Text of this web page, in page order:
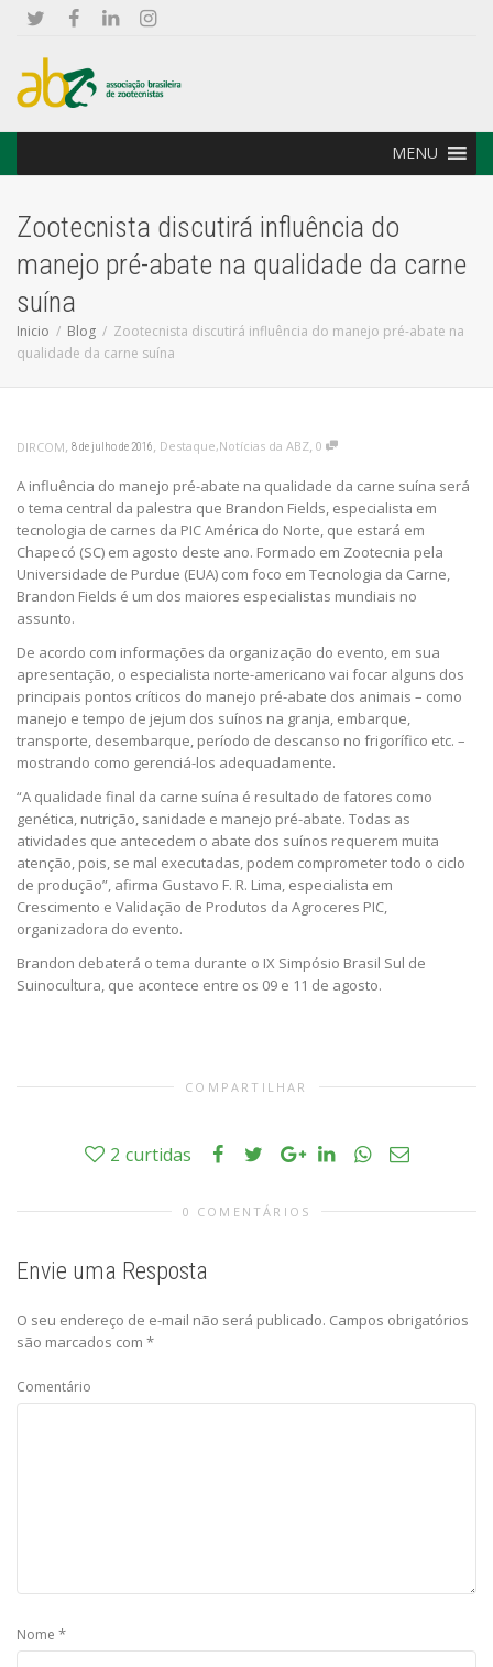
MENU
Zootecnista discutirá influência do
manejo pré-abate na qualidade da carne
suína
Inicio Blog
Zootecnista discutirá influência do manejo pré-abate na
qualidade da carne suína
DIRCOM, 8 de julho de 2016, Destaque,Notícias da ABZ, 0
A influência do manejo pré-abate na qualidade da carne suína será
o tema central da palestra que Brandon Fields, especialista em
tecnologia de carnes da PIC América do Norte, que estará em
Chapecó (SC) em agosto deste ano. Formado em Zootecnia pela
Universidade de Purdue (EUA) com foco em Tecnologia da Carne,
Brandon Fields é um dos maiores especialistas mundiais no
assunto.
De acordo com informações da organização do evento, em sua
apresentação, o especialista norte-americano vai focar alguns dos
principais pontos críticos do manejo pré-abate dos animais – como
manejo e tempo de jejum dos suínos na granja, embarque,
transporte, desembarque, período de descanso no frigorífico etc. –
mostrando como gerenciá-los adequadamente.
“A qualidade final da carne suína é resultado de fatores como
genética, nutrição, sanidade e manejo pré-abate. Todas as
atividades que antecedem o abate dos suínos requerem muita
atenção, pois, se mal executadas, podem comprometer todo o ciclo
de produção”, afirma Gustavo F. R. Lima, especialista em
Crescimento e Validação de Produtos da Agroceres PIC,
organizadora do evento.
Brandon debaterá o tema durante o IX Simpósio Brasil Sul de
Suinocultura, que acontece entre os 09 e 11 de agosto.
COMPARTILHAR
2 curtidas
0 COMENTÁRIOS
Envie uma Resposta
O seu endereço de e-mail não será publicado. Campos obrigatórios
são marcados com *
Comentário
Nome *